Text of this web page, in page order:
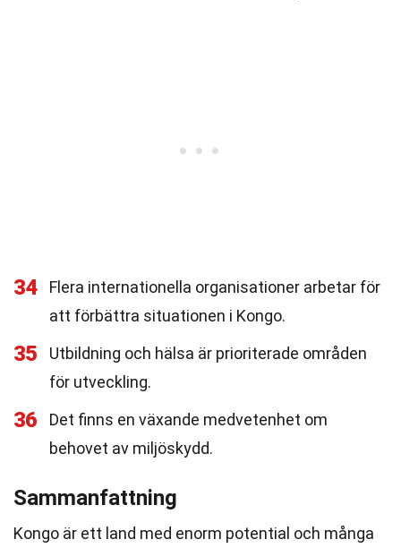
34
Flera internationella organisationer arbetar för
att förbättra situationen i Kongo.
35
Utbildning och hälsa är prioriterade områden
för utveckling.
36
Det finns en växande medvetenhet om
behovet av miljöskydd.
Sammanfattning
Kongo är ett land med enorm potential och många